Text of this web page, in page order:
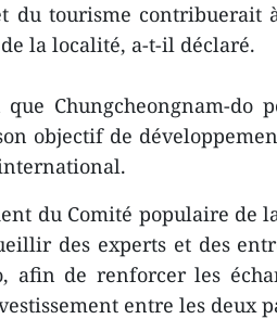
du tourisme contribuerait
la localité, a-t-il déclaré.
Chungcheongnam-do
objectif de
du Comité populaire de
des experts et des
afin de renforcer les
entre les deux